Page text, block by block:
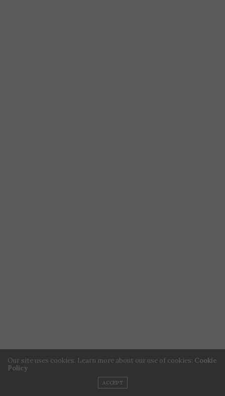
Our site uses cookies. Learn more about our use of cookies: Cookie
Policy
ACCEPT